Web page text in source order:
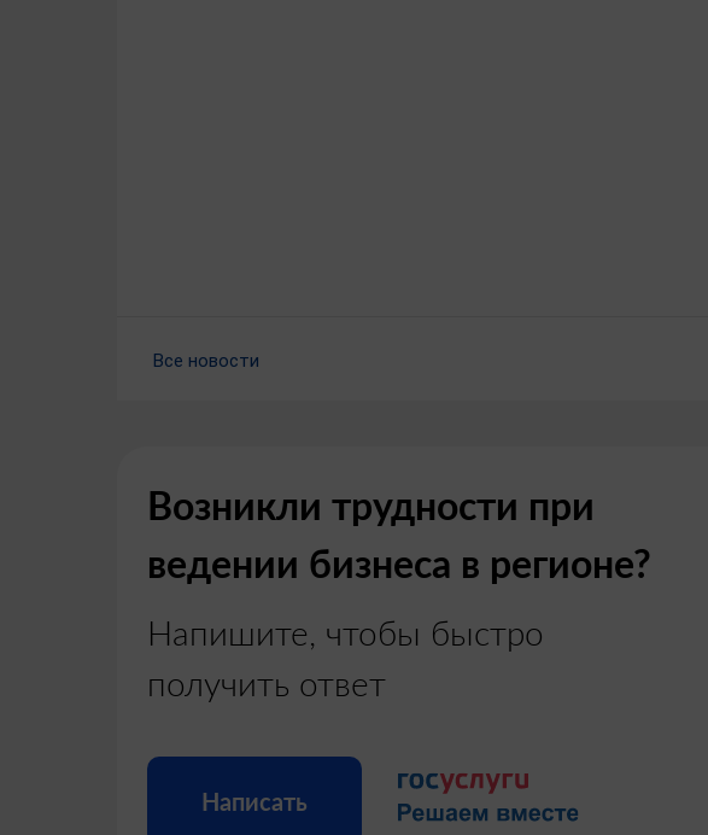
Все новости
Возникли трудности при
ведении бизнеса в регионе?
Напишите, чтобы быстро
получить ответ
Написать